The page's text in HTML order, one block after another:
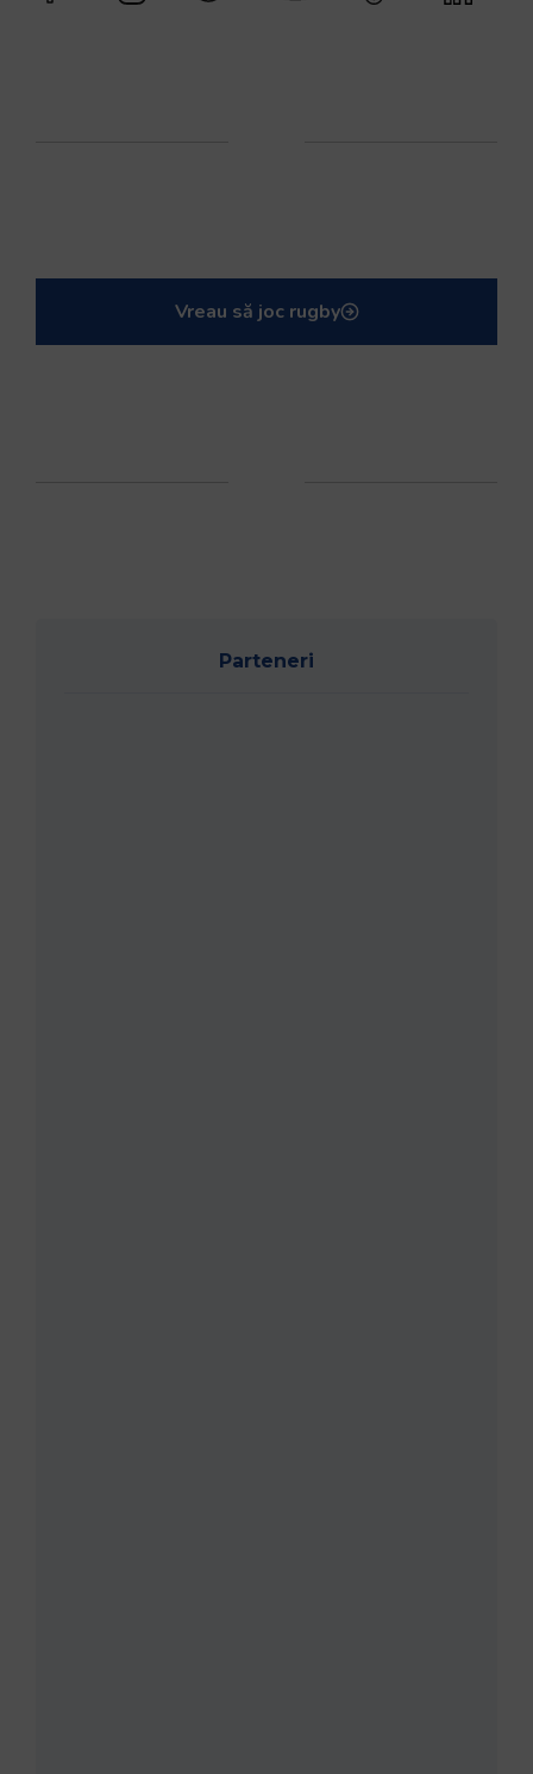
Vreau să joc rugby
Parteneri